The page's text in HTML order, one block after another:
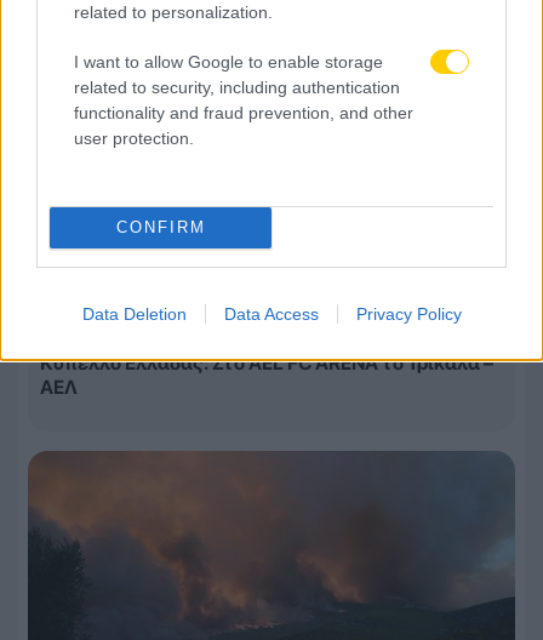
related to personalization.
I want to allow Google to enable storage
related to security, including authentication
functionality and fraud prevention, and other
user protection.
CONFIRM
Data Deletion Data Access Privacy Policy
08.08.2026, 13:39
Κύπελλο Ελλάδας: Στο AEL FC ARENA το Τρίκαλα –
ΑΕΛ